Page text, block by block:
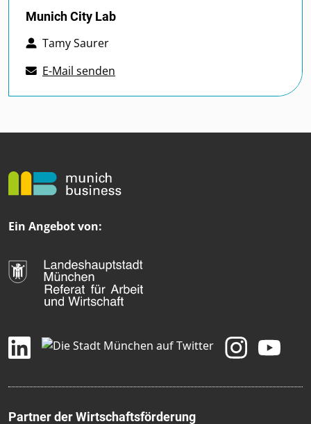
Munich City Lab
Tamy Saurer
E-Mail senden
Ein Angebot von:
Partner der Wirtschaftsförderung